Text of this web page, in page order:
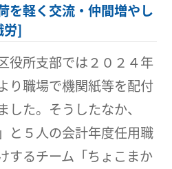
を軽く交流・仲間増やし
労]
役所支部では２０２４年
り職場で機関紙等を配付
た。そうしたなか、
と５人の会計年度任用職
するチーム「ちょこまか